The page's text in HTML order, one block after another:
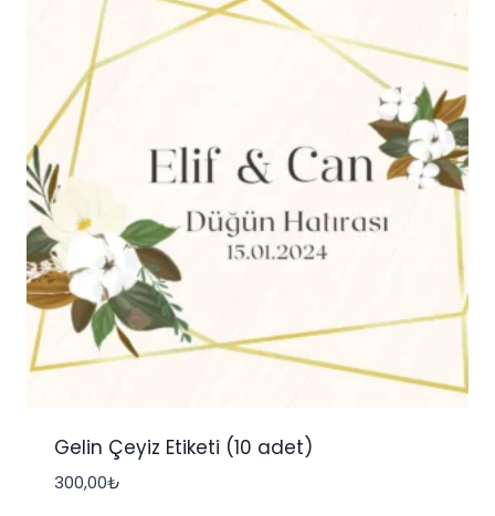
Gelin Çeyiz Etiketi (10 adet)
300,00₺